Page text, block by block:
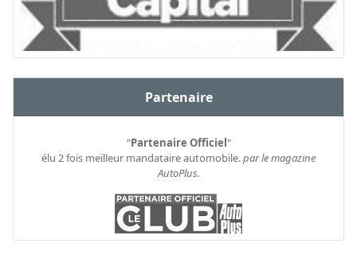
Partenaire
"Partenaire Officiel"
élu 2 fois meilleur mandataire automobile.par le magazine
AutoPlus.